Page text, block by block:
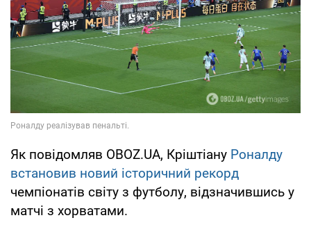
Як повідомляв OBOZ.UA, Кріштіану Роналду
встановив новий історичний рекорд
чемпіонатів світу з футболу, відзначившись у
матчі з хорватами.